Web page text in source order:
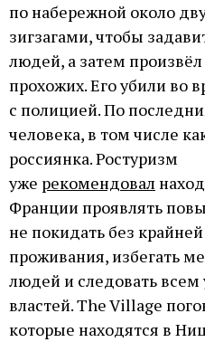
по набережной около
зигзагами, чтобы
людей, а затем
прохожих. Его убили во
с полицией. По
человека, в том числе
россиянка. Ростуризм
уже рекомендовал
Франции проявлять
не покидать без
проживания, избегать
людей и следовать
властей. The Village
которые находятся в